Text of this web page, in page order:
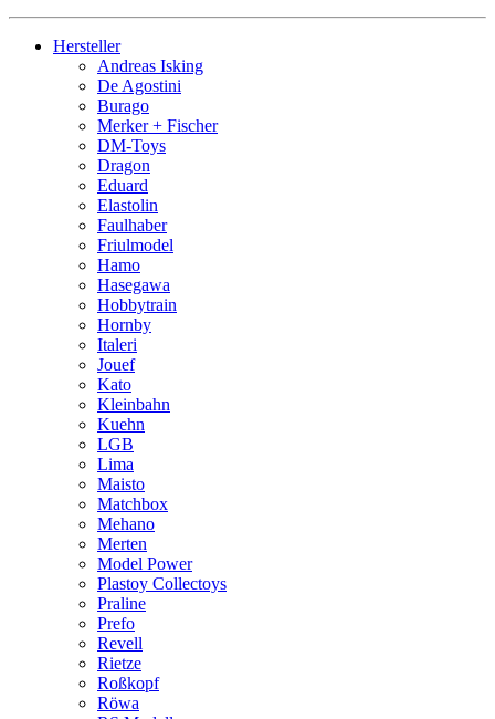
Hersteller
Andreas Isking
De Agostini
Burago
Merker + Fischer
DM-Toys
Dragon
Eduard
Elastolin
Faulhaber
Friulmodel
Hamo
Hasegawa
Hobbytrain
Hornby
Italeri
Jouef
Kato
Kleinbahn
Kuehn
LGB
Lima
Maisto
Matchbox
Mehano
Merten
Model Power
Plastoy Collectoys
Praline
Prefo
Revell
Rietze
Roßkopf
Röwa